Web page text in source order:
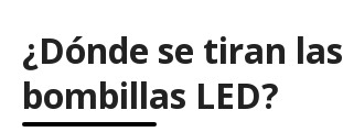
¿Dónde se tiran las
bombillas LED?